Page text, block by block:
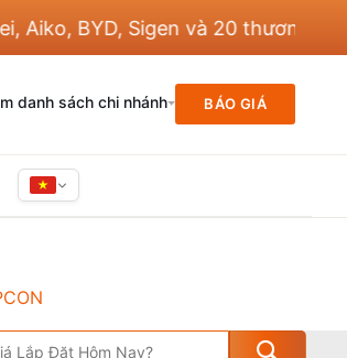
BYD, Sigen và 20 thương hiệu
danh sách chi nhánh BÁO GIÁ